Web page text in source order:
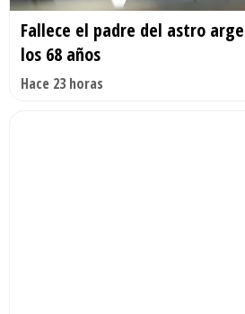
Fallece el padre del astro
los 68 años
Hace 23 horas